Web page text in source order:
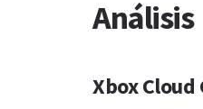
Análisis
Xbox